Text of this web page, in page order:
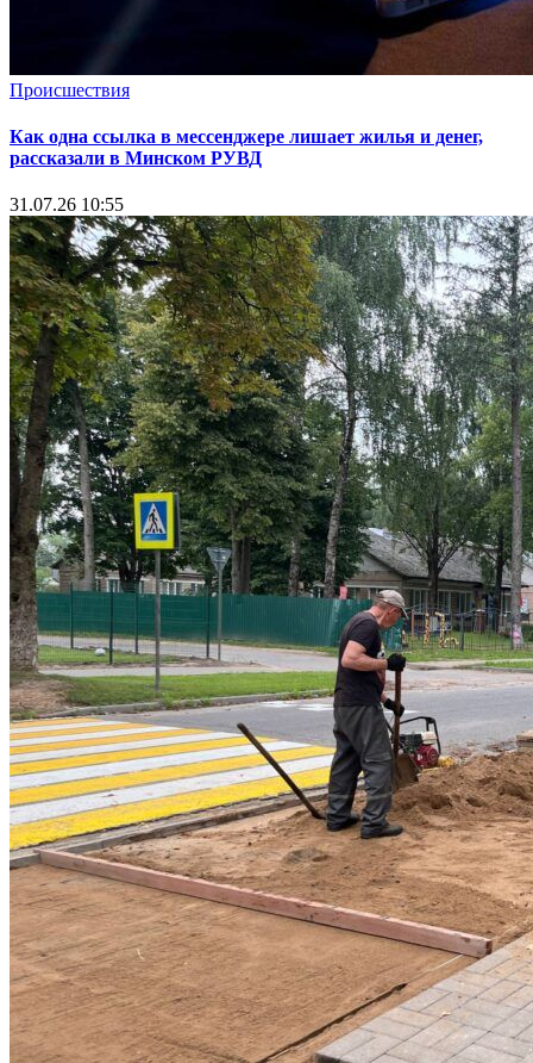
Происшествия
Как одна ссылка в мессенджере лишает жилья и денег,
рассказали в Минском РУВД
31.07.26 10:55